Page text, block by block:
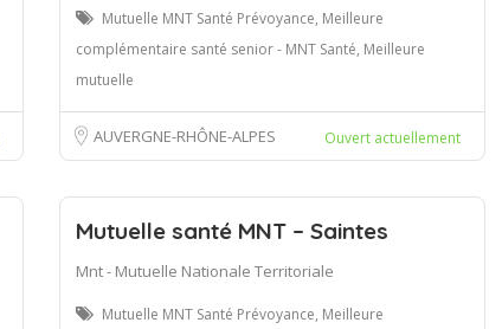
Mutuelle MNT Santé Prévoyance, Meilleure
complémentaire santé senior - MNT Santé, Meilleure
mutuelle
AUVERGNE-RHÔNE-ALPES Ouvert actuellement
Mutuelle santé MNT – Saintes
Mnt - Mutuelle Nationale Territoriale
Mutuelle MNT Santé Prévoyance, Meilleure